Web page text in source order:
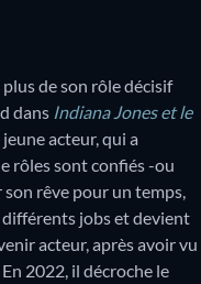
de son rôle décisif
dans Indiana Jones et le
acteur, qui a
rôles sont confiés -ou
rêve pour un temps,
différents jobs et devient
acteur, après avoir vu
2022, il décroche le